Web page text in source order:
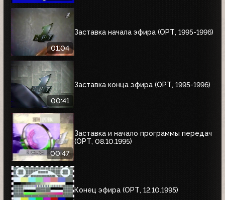
01:04
Заставка начала эфира (ОРТ, 1995-1996)
00:41
Заставка конца эфира (ОРТ, 1995-1996)
00:47
Заставка и начало программы передач
(ОРТ, 08.10.1995)
Конец эфира (ОРТ, 12.10.1995)